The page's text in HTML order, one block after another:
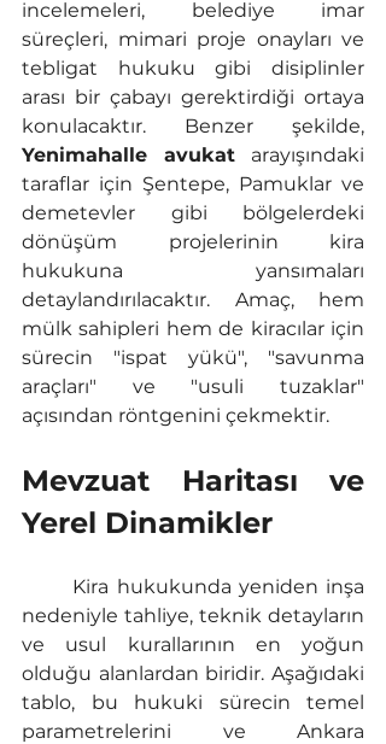
incelemeleri, belediye imar
süreçleri, mimari proje onayları ve
tebligat hukuku gibi disiplinler
arası bir çabayı gerektirdiği ortaya
Yenimahalle avukat arayışındaki
taraflar için Şentepe, Pamuklar ve
demetevler gibi bölgelerdeki
dönüşüm projelerinin kira
hukukuna yansımaları
detaylandırılacaktır. Amaç, hem
mülk sahipleri hem de kiracılar için
sürecin "ispat yükü", "savunma
araçları" ve "usuli tuzaklar"
açısından röntgenini çekmektir.
Mevzuat Haritası ve
Yerel Dinamikler
nedeniyle tahliye, teknik detayların
ve usul kurallarının en yoğun
olduğu alanlardan biridir. Aşağıdaki
tablo, bu hukuki sürecin temel
parametrelerini ve Ankara